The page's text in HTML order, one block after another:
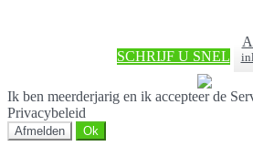
SCHRIJF U SNEL
Ik ben meerderjarig en ik accepteer de
Privacybeleid
Afmelden Ok